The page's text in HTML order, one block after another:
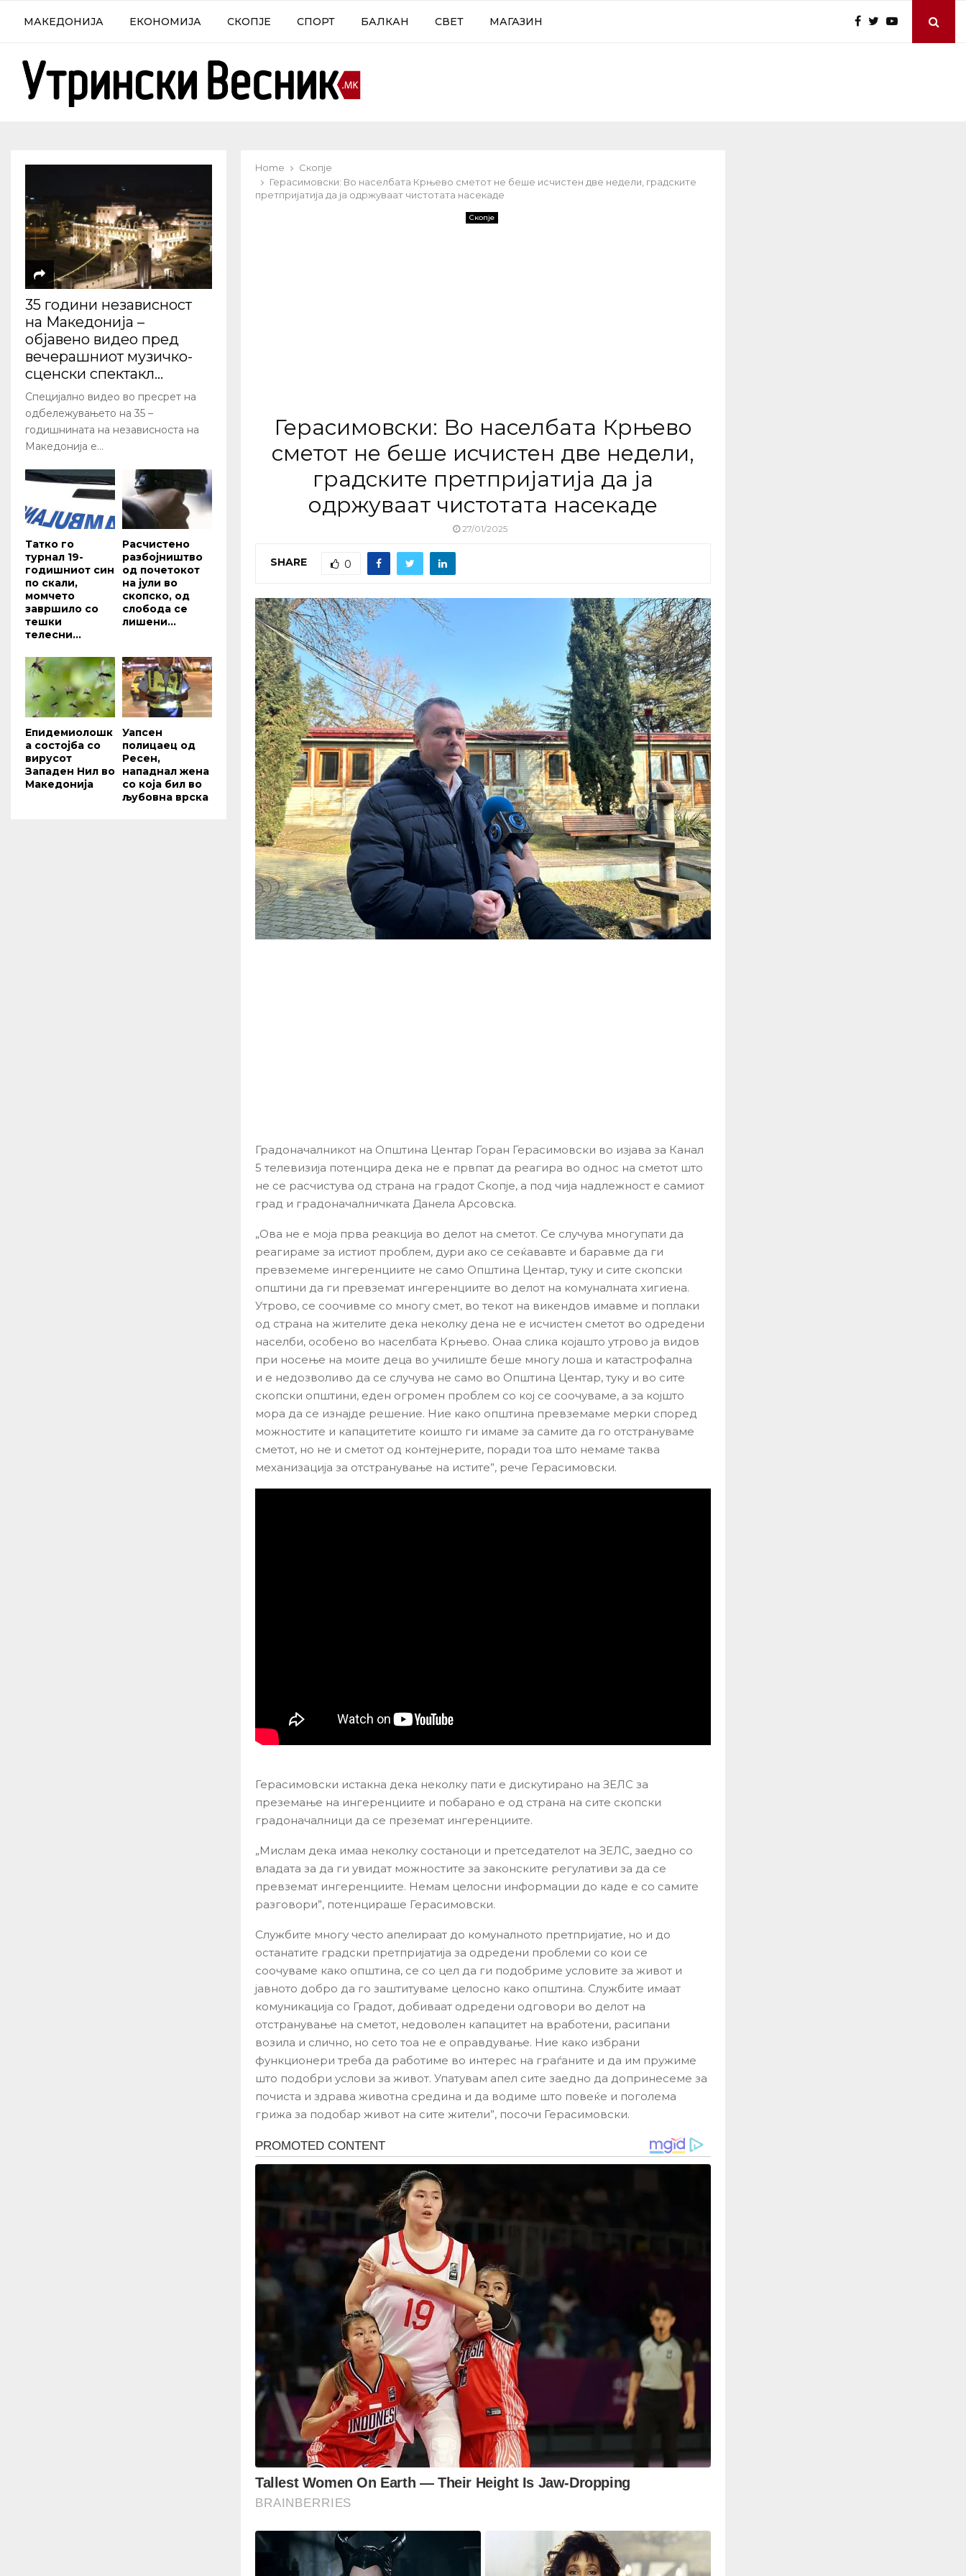
МАКЕДОНИЈА ЕКОНОМИЈА СКОПЈЕ СПОРТ БАЛКАН СВЕТ МАГАЗИН
Home
Скопје
Герасимовски: Во населбата Крњево сметот не беше исчистен две недели, градските
претпријатија да ја одржуваат чистотата насекаде
Скопје
Герасимовски: Во населбата Крњево
сметот не беше исчистен две недели,
градските претпријатија да ја
одржуваат чистотата насекаде
27/01/2025
SHARE 0
Градоначалникот на Општина Центар Горан Герасимовски во изјава за Канал
5 телевизија потенцира дека не е првпат да реагира во однос на сметот што
не се расчистува од страна на градот Скопје, а под чија надлежност е самиот
град и градоначалничката Данела Арсовска.
„Ова не е моја прва реакција во делот на сметот. Се случува многупати да
реагираме за истиот проблем, дури ако се сеќававте и баравме да ги
превземеме ингеренциите не само Општина Центар, туку и сите скопски
општини да ги превземат ингеренциите во делот на комуналната хигиена.
Утрово, се соочивме со многу смет, во текот на викендов имавме и поплаки
од страна на жителите дека неколку дена не е исчистен сметот во одредени
населби, особено во населбата Крњево. Онаа слика којашто утрово ја видов
при носење на моите деца во училиште беше многу лоша и катастрофална
и е недозволиво да се случува не само во Општина Центар, туку и во сите
скопски општини, еден огромен проблем со кој се соочуваме, а за којшто
мора да се изнајде решение. Ние како општина превземаме мерки според
можностите и капацитетите коишто ги имаме за самите да го отстрануваме
сметот, но не и сметот од контејнерите, поради тоа што немаме таква
механизација за отстранување на истите”, рече Герасимовски.
Герасимовски истакна дека неколку пати е дискутирано на ЗЕЛС за
преземање на ингеренциите и побарано е од страна на сите скопски
градоначалници да се преземат ингеренциите.
„Мислам дека имаа неколку состаноци и претседателот на ЗЕЛС, заедно со
владата за да ги увидат можностите за законските регулативи за да се
превземат ингеренциите. Немам целосни информации до каде е со самите
разговори”, потенцираше Герасимовски.
Службите многу често апелираат до комуналното претпријатие, но и до
останатите градски претпријатија за одредени проблеми со кои се
соочуваме како општина, се со цел да ги подобриме условите за живот и
јавното добро да го заштитуваме целосно како општина. Службите имаат
комуникација со Градот, добиваат одредени одговори во делот на
отстранување на сметот, недоволен капацитет на вработени, расипани
возила и слично, но сето тоа не е оправдување. Ние како избрани
функционери треба да работиме во интерес на граѓаните и да им пружиме
што подобри услови за живот. Упатувам апел сите заедно да допринесеме за
почиста и здрава животна средина и да водиме што повеќе и поголема
грижа за подобар живот на сите жители”, посочи Герасимовски.
35 години независност
на Македонија –
објавено видео пред
вечерашниот музичко-
сценски спектакл...
Специјално видео во пресрет на
одбележувањето на 35 –
годишнината на независноста на
Македонија е...
Татко го
турнал 19-
годишниот син
по скали,
момчето
завршило со
тешки
телесни...
Расчистено
разбојништво
од почетокот
на јули во
скопско, од
слобода се
лишени...
Епидемиолошк
а состојба со
вирусот
Западен Нил во
Македонија
Уапсен
полицаец од
Ресен,
нападнал жена
со која бил во
љубовна врска